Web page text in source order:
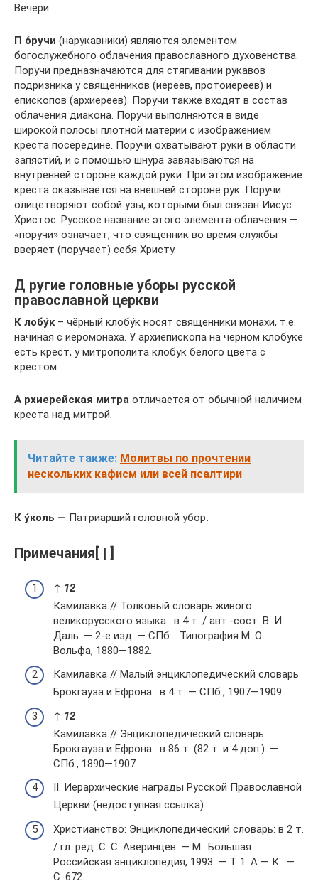
Вечери.
П о́ручи (нарукавники) являются элементом
богослужебного облачения православного духовенства.
Поручи предназначаются для стягивании рукавов
подризника у священников (иереев, протоиереев) и
епископов (архиереев). Поручи также входят в состав
облачения диакона. Поручи выполняются в виде
широкой полосы плотной материи с изображением
креста посередине. Поручи охватывают руки в области
запястий, и с помощью шнура завязываются на
внутренней стороне каждой руки. При этом изображение
креста оказывается на внешней стороне рук. Поручи
олицетворяют собой узы, которыми был связан Иисус
Христос. Русское название этого элемента облачения —
«поручи» означает, что священник во время службы
вверяет (поручает) себя Христу.
Д ругие головные уборы русской
православной церкви
К лобу́к– чёрный клобу́к носят священники монахи, т.е.
начиная с иеромонаха. У архиепископа на чёрном клобуке
есть крест, у митрополита клобук белого цвета с
крестом.
А рхиерейская митра отличается от обычной наличием
креста над митрой.
Читайте также: Молитвы по прочтении
нескольких кафисм или всей псалтири
К у́коль — Патриарший головной убор.
Примечания[ | ]
↑ 12
Камилавка // Толковый словарь живого
великорусского языка : в 4 т. / авт.-сост. В. И.
Даль. — 2-е изд. — СПб. : Типография М. О.
Вольфа, 1880—1882.
Камилавка // Малый энциклопедический словарь
Брокгауза и Ефрона : в 4 т. — СПб., 1907—1909.
↑ 12
Камилавка // Энциклопедический словарь
Брокгауза и Ефрона : в 86 т. (82 т. и 4 доп.). —
СПб., 1890—1907.
II. Иерархические награды Русской Православной
Церкви (недоступная ссылка).
Христианство: Энциклопедический словарь: в 2 т.
/ гл. ред. С. С. Аверинцев. — М.: Большая
Российская энциклопедия, 1993. — Т. 1: А — К.. —
С. 672.